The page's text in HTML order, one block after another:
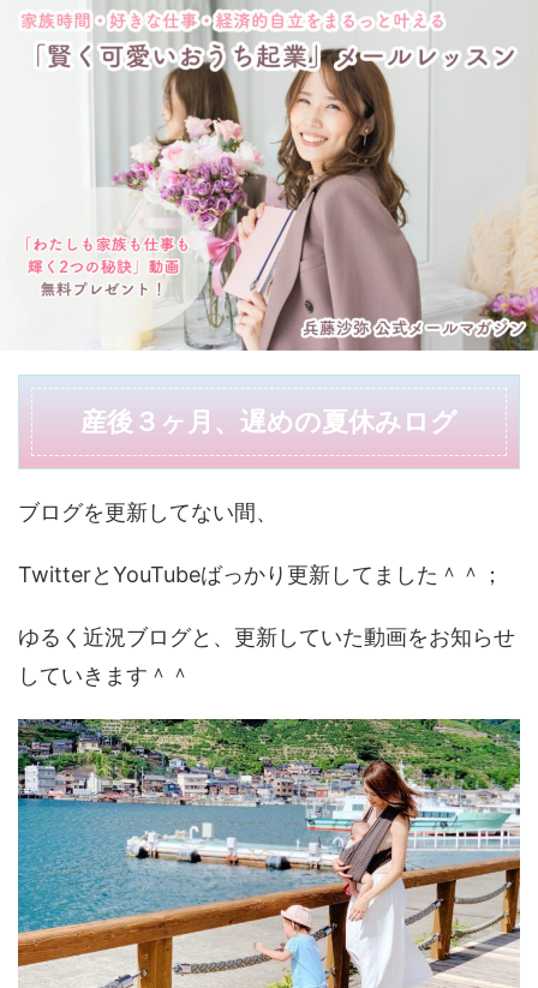
産後３ヶ月、遅めの夏休みログ
ブログを更新してない間、
TwitterとYouTubeばっかり更新してました＾＾；
ゆるく近況ブログと、更新していた動画をお知らせ
していきます＾＾